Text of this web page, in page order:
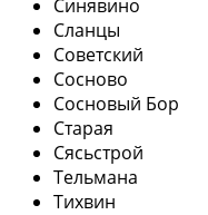
Синявино
Сланцы
Советский
Сосново
Сосновый Бор
Старая
Сясьстрой
Тельмана
Тихвин